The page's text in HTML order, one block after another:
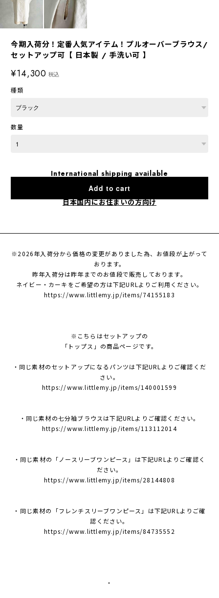
今期入荷分！定番人気アイテム！プルオーバーブラウス/
セットアップ可【 日本製 / 手洗い可 】
¥14,300 税込
種類
数量
International shipping available
Add to cart
日本国内にお住まいの方向け
※2026年入荷分から価格の変更がありました為、お値段が上がって
おります。
昨年入荷分は昨年までのお値段で販売しております。
ネイビー・カーキをご希望の方は下記URLよりご利用ください。
https://www.littlemy.jp/items/74155183
※こちらはセットアップの
「トップス」の商品ページです。
・同じ素材のセットアップになるパンツは下記URLよりご確認くだ
さい。
https://www.littlemy.jp/items/140001599
・同じ素材の七分袖ブラウスは下記URLよりご確認ください。
https://www.littlemy.jp/items/113112014
・同じ素材の「ノースリーブワンピース」は下記URLよりご確認く
ださい。
https://www.littlemy.jp/items/28144808
・同じ素材の「フレンチスリーブワンピース」は下記URLよりご確
認ください。
https://www.littlemy.jp/items/84735552
・